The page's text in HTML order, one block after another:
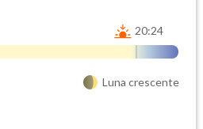
20:24
Luna crescente